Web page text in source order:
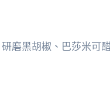
磨黑胡椒、巴莎米可